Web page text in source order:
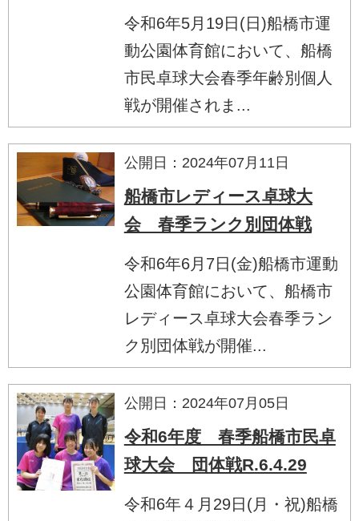
令和6年5月19日(日)船橋市運
動公園体育館において、船橋
市民卓球大会春季年齢別個人
戦が開催されま...
公開日：2024年07月11日
船橋市レディース卓球大
会 春季ランク別団体戦
令和6年6月7日(金)船橋市運動
公園体育館において、船橋市
レディース卓球大会春季ラン
ク別団体戦が開催...
公開日：2024年07月05日
令和6年度 春季船橋市民卓
球大会 団体戦R.6.4.29
令和6年４月29日(月・祝)船橋